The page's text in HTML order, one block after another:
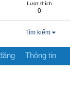
Lượt thích
0
Tìm kiếm
Thông tin